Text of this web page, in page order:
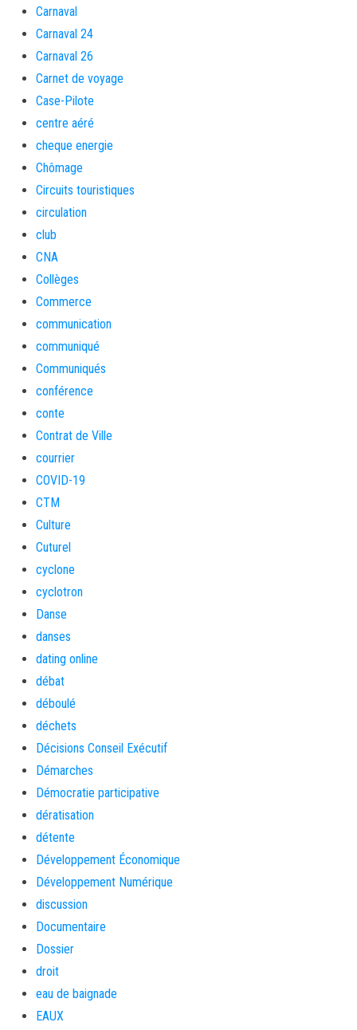
Carnaval
Carnaval 24
Carnaval 26
Carnet de voyage
Case-Pilote
centre aéré
cheque energie
Chômage
Circuits touristiques
circulation
club
CNA
Collèges
Commerce
communication
communiqué
Communiqués
conférence
conte
Contrat de Ville
courrier
COVID-19
CTM
Culture
Cuturel
cyclone
cyclotron
Danse
danses
dating online
débat
déboulé
déchets
Décisions Conseil Exécutif
Démarches
Démocratie participative
dératisation
détente
Développement Économique
Développement Numérique
discussion
Documentaire
Dossier
droit
eau de baignade
EAUX